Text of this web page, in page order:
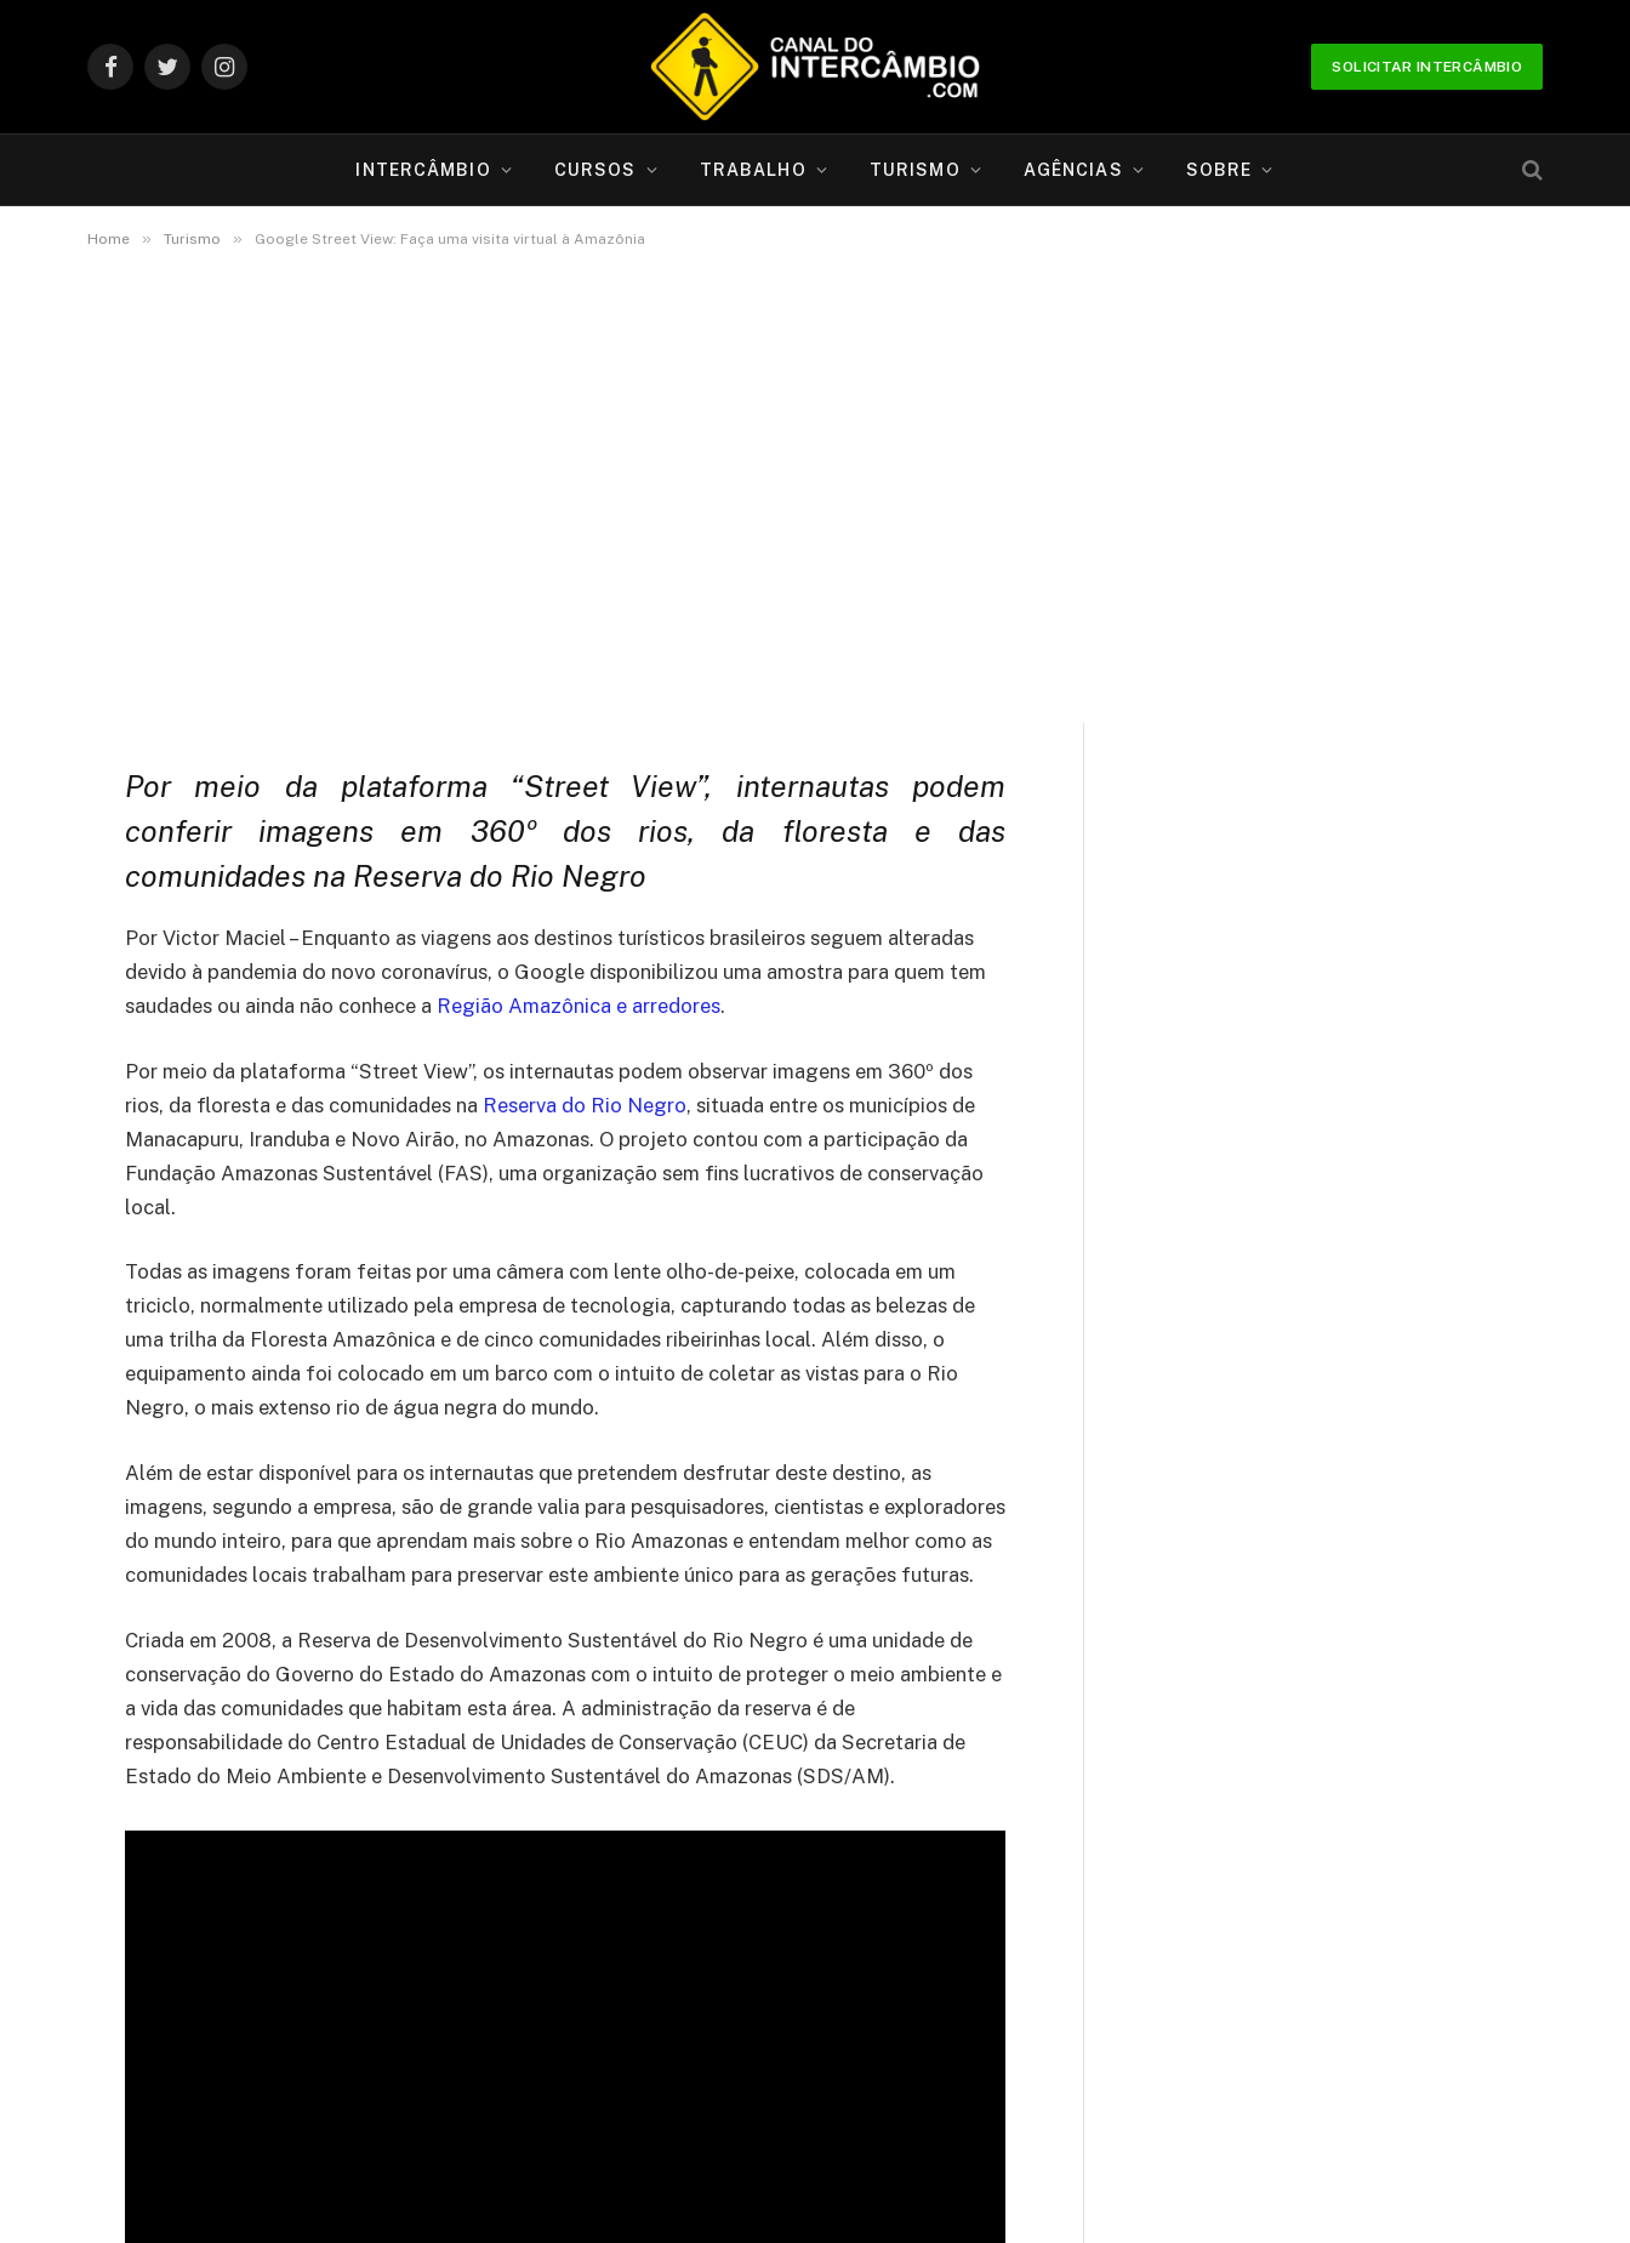
FacebookTwitterInstagram
SOLICITAR INTERCÂMBIO
INTERCÂMBIO CURSOS TRABALHO TURISMO AGÊNCIAS SOBRE
Home » Turismo » Google Street View: Faça uma visita virtual à Amazônia
Por meio da plataforma “Street View”, internautas podem
conferir imagens em 360º dos rios, da floresta e das
comunidades na Reserva do Rio Negro
Por Victor Maciel – Enquanto as viagens aos destinos turísticos brasileiros seguem alteradas
devido à pandemia do novo coronavírus, o Google disponibilizou uma amostra para quem tem
saudades ou ainda não conhece a Região Amazônica e arredores.
Por meio da plataforma “Street View”, os internautas podem observar imagens em 360º dos
rios, da floresta e das comunidades na Reserva do Rio Negro, situada entre os municípios de
Manacapuru, Iranduba e Novo Airão, no Amazonas. O projeto contou com a participação da
Fundação Amazonas Sustentável (FAS), uma organização sem fins lucrativos de conservação
local.
Todas as imagens foram feitas por uma câmera com lente olho-de-peixe, colocada em um
triciclo, normalmente utilizado pela empresa de tecnologia, capturando todas as belezas de
uma trilha da Floresta Amazônica e de cinco comunidades ribeirinhas local. Além disso, o
equipamento ainda foi colocado em um barco com o intuito de coletar as vistas para o Rio
Negro, o mais extenso rio de água negra do mundo.
Além de estar disponível para os internautas que pretendem desfrutar deste destino, as
imagens, segundo a empresa, são de grande valia para pesquisadores, cientistas e exploradores
do mundo inteiro, para que aprendam mais sobre o Rio Amazonas e entendam melhor como as
comunidades locais trabalham para preservar este ambiente único para as gerações futuras.
Criada em 2008, a Reserva de Desenvolvimento Sustentável do Rio Negro é uma unidade de
conservação do Governo do Estado do Amazonas com o intuito de proteger o meio ambiente e
a vida das comunidades que habitam esta área. A administração da reserva é de
responsabilidade do Centro Estadual de Unidades de Conservação (CEUC) da Secretaria de
Estado do Meio Ambiente e Desenvolvimento Sustentável do Amazonas (SDS/AM).